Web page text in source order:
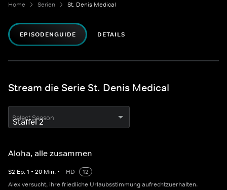
Home Serien St. Denis Medical
EPISODENGUIDE DETAILS
Stream die Serie St. Denis Medical
Select Season
Aloha, alle zusammen
S2 Ep.1 • 20 Min. • HD
12
Alex versucht, ihre friedliche Urlaubsstimmung aufrechtzuerhalten.